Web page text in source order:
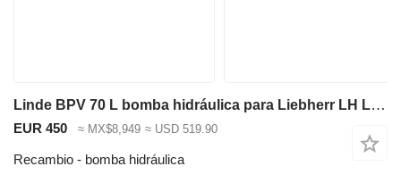
Linde BPV 70 L bomba hidráulica para Liebherr LH LR 622 /722 cargadora de cadenas
EUR 450 ≈ MX$8,949 ≈ USD 519.90
Recambio - bomba hidráulica